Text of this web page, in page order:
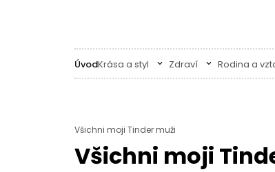
ÚvodKrása a styl Zdraví Rodina a
Všichni moji Tinder muži
Všichni moji